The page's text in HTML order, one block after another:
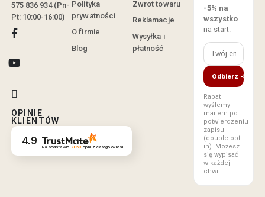
575 836 934 (Pn-
Pt: 10:00-16:00)
OPINIE
KLIENTÓW
4.9 Na podstawie 7853 opinii z całego okresu
Polityka
prywatności
O firmie
Blog
Zwrot towaru
Reklamacje
Wysyłka i
płatność
-5% na
wszystko
na start.
Odbierz -5%
Rabat
wyślemy
mailem po
potwierdzeniu
zapisu
(double opt-
in). Możesz
się wypisać
w każdej
chwili.